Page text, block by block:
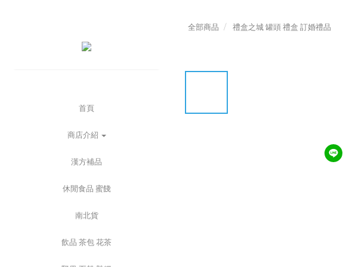
首頁
商店介紹
漢方補品
休閒食品 蜜餞
南北貨
飲品 茶包 花茶
全部商品 禮盒之城 罐頭 禮盒 訂婚禮品